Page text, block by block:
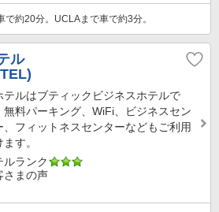
で約20分。UCLAまで車で約3分。
ル
テルはブティックビジネスホテルで
無料パーキング、WiFi、ビジネスセン
、フィットネスセンターなどもご利用
す。
ルランク
さまの声